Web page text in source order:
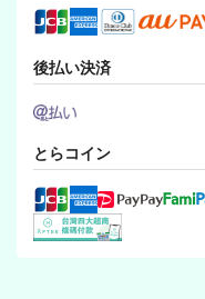
後払い決済
とらコイン